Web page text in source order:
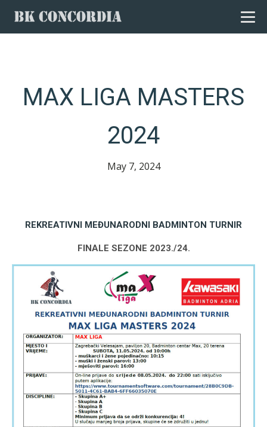
MAX LIGA MASTERS
2024
May 7, 2024
REKREATIVNI MEĐUNARODNI BADMINTON TURNIR
FINALE SEZONE 2023./24.